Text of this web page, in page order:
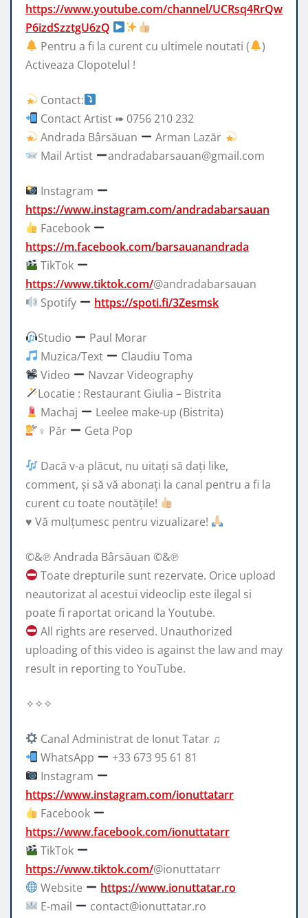
https://www.youtube.com/channel/UCRsq4RrQw
P6izdSzztgU6zQ
Pentru a fi la curent cu ultimele noutati (
)
Activeaza Clopotelul !
Contact:
Contact Artist ➠ 0756 210 232
Andrada Bârsăuan
Arman Lazăr
Mail Artist
andradabarsauan@gmail.com
Instagram
https://www.instagram.com/andradabarsauan
Facebook
https://m.facebook.com/barsauanandrada
TikTok
https://www.tiktok.com/@andradabarsauan
Spotify
https://spoti.fi/3Zesmsk
Studio
Paul Morar
Muzica/Text
Claudiu Toma
Video
Navzar Videography
Locatie : Restaurant Giulia – Bistrita
Machaj
Leelee make-up (Bistrita)
‍♀ Păr
Geta Pop
Dacă v-a plăcut, nu uitați să dați like,
comment, și să vă abonați la canal pentru a fi la
curent cu toate noutățile!
♥️ Vă mulțumesc pentru vizualizare!
©&℗ Andrada Bârsăuan ©&℗
Toate drepturile sunt rezervate. Orice upload
neautorizat al acestui videoclip este ilegal si
poate fi raportat oricand la Youtube.
All rights are reserved. Unauthorized
uploading of this video is against the law and may
result in reporting to YouTube.
✧✧✧
Canal Administrat de Ionut Tatar ♫
WhatsApp
+33 673 95 61 81
Instagram
https://www.instagram.com/ionuttatarr
Facebook
https://www.facebook.com/ionuttatarr
TikTok
https://www.tiktok.com/@ionuttatarr
Website
https://www.ionuttatar.ro
E-mail
contact@ionuttatar.ro